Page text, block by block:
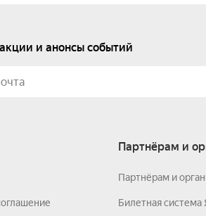
и анонсы событий
Партнёрам и
Партнёрам и
Билетная